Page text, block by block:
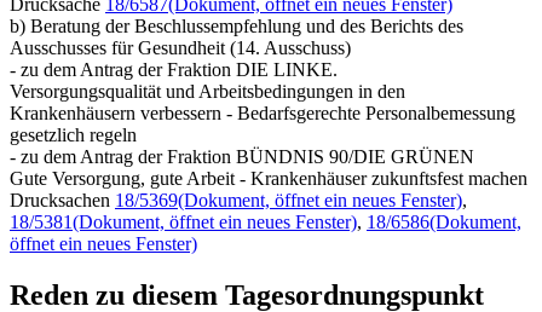
b) Beratung der Beschlussempfehlung und des Berichts des
Ausschusses für Gesundheit (14. Ausschuss)
- zu dem Antrag der Fraktion DIE LINKE.
Versorgungsqualität und Arbeitsbedingungen in den
Krankenhäusern verbessern - Bedarfsgerechte Personalbemessung
gesetzlich regeln
- zu dem Antrag der Fraktion BÜNDNIS 90/DIE GRÜNEN
Gute Versorgung, gute Arbeit - Krankenhäuser zukunftsfest machen
Drucksachen 18/5369(Dokument, öffnet ein neues Fenster),
18/5381(Dokument, öffnet ein neues Fenster), 18/6586(Dokument,
öffnet ein neues Fenster)
Reden zu diesem Tagesordnungspunkt